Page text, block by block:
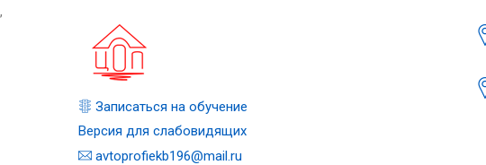
,
Записаться на обучение
Версия для слабовидящих
avtoprofiekb196@mail.ru